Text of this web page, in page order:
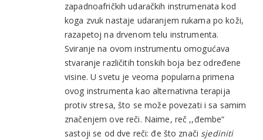
zapadnoafričkih udaračkih instrumenata kod
koga zvuk nastaje udaranjem rukama po koži,
razapetoj na drvenom telu instrumenta.
Sviranje na ovom instrumentu omogućava
stvaranje različitih tonskih boja bez određene
visine. U svetu je veoma popularna primena
ovog instrumenta kao alternativna terapija
protiv stresa, što se može povezati i sa samim
značenjem ove reči. Naime, reč ,,đembe“
sastoji se od dve reči: đe što znači sjediniti